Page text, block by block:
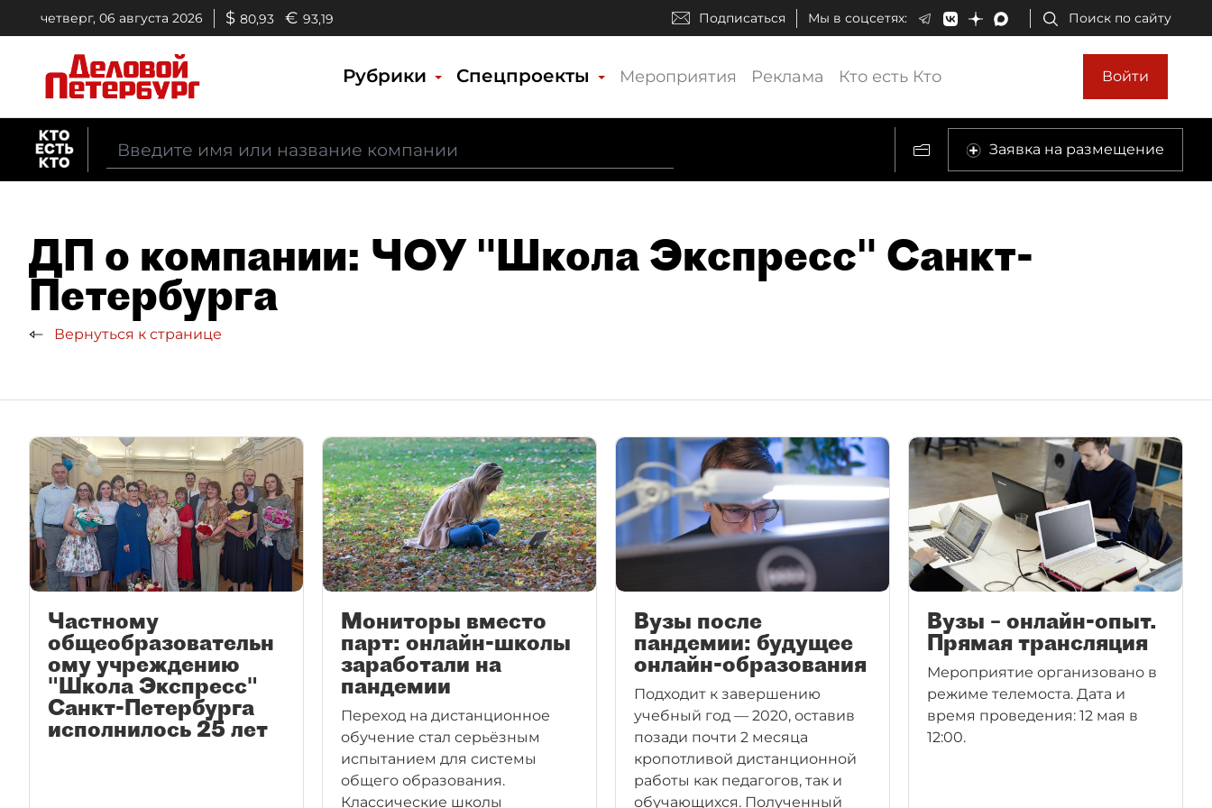
четверг, 06 августа 2026 $ 80,93 € 93,19 Подписаться Мы в соцсетях: Поиск по сайту
Рубрики Спецпроекты Мероприятия Реклама Кто есть Кто Войти
Заявка на размещение
ДП о компании: ЧОУ "Школа Экспресс" Санкт-
Петербурга
Вернуться к странице
Частному
общеобразовательн
ому учреждению
"Школа Экспресс"
Санкт-Петербурга
исполнилось 25 лет
Мониторы вместо
парт: онлайн-школы
заработали на
пандемии
Переход на дистанционное
обучение стал серьёзным
испытанием для системы
общего образования.
Классические школы
Вузы после
пандемии: будущее
онлайн-образования
Подходит к завершению
учебный год — 2020, оставив
позади почти 2 месяца
кропотливой дистанционной
работы как педагогов, так и
обучающихся. Полученный
Вузы – онлайн-опыт.
Прямая трансляция
Мероприятие организовано в
режиме телемоста. Дата и
время проведения: 12 мая в
12:00.